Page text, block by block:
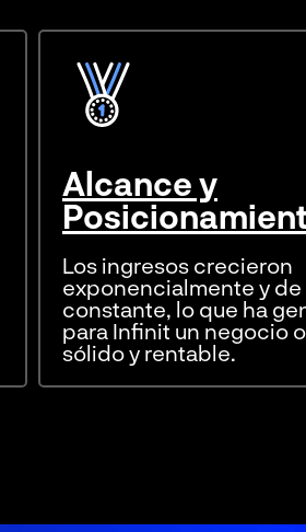
Alcance y
Los ingresos crecieron
exponencialmente y de
constante, lo que ha
para Infinit un negocio
sólido y rentable.